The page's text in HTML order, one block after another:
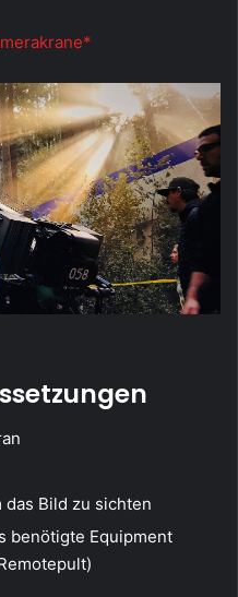
das Bild zu sichten
benötigte Equipment